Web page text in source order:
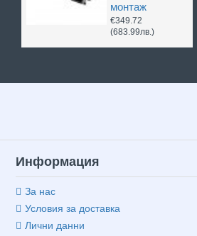
монтаж
€349.72
(683.99лв.)
Информация
За нас
Условия за доставка
Лични данни